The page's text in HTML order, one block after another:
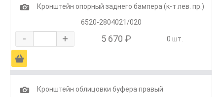
1
Кронштейн опорный заднего бампера (к-т лев. пр.)
6520-2804021/020
- + 5 670 ₽ 0 шт.
Ä
1
Кронштейн облицовки буфера правый